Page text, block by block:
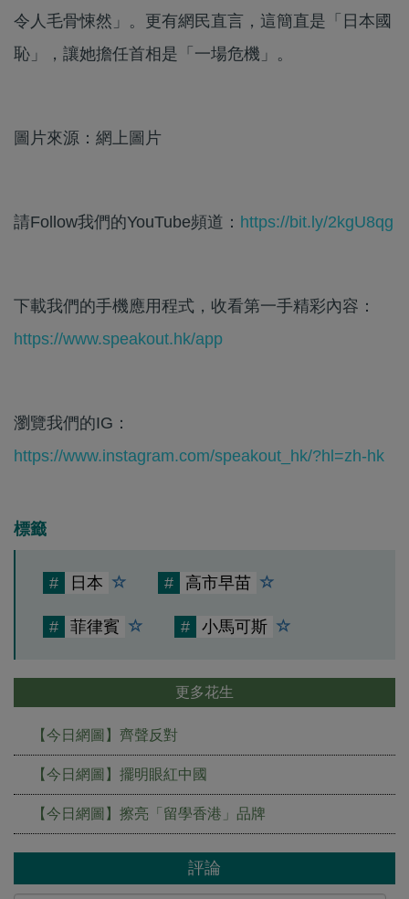
令人毛骨悚然」。更有網民直言，這簡直是「日本國
恥」，讓她擔任首相是「一場危機」。
圖片來源：網上圖片
請Follow我們的YouTube頻道： https://bit.ly/2kgU8qg
下載我們的手機應用程式，收看第一手精彩內容：
https://www.speakout.hk/app
瀏覽我們的IG：
https://www.instagram.com/speakout_hk/?hl=zh-hk
標籤
# 日本 # 高市早苗
# 菲律賓 # 小馬可斯
更多花生
【今日網圖】齊聲反對
【今日網圖】擺明眼紅中國
【今日網圖】擦亮「留學香港」品牌
評論